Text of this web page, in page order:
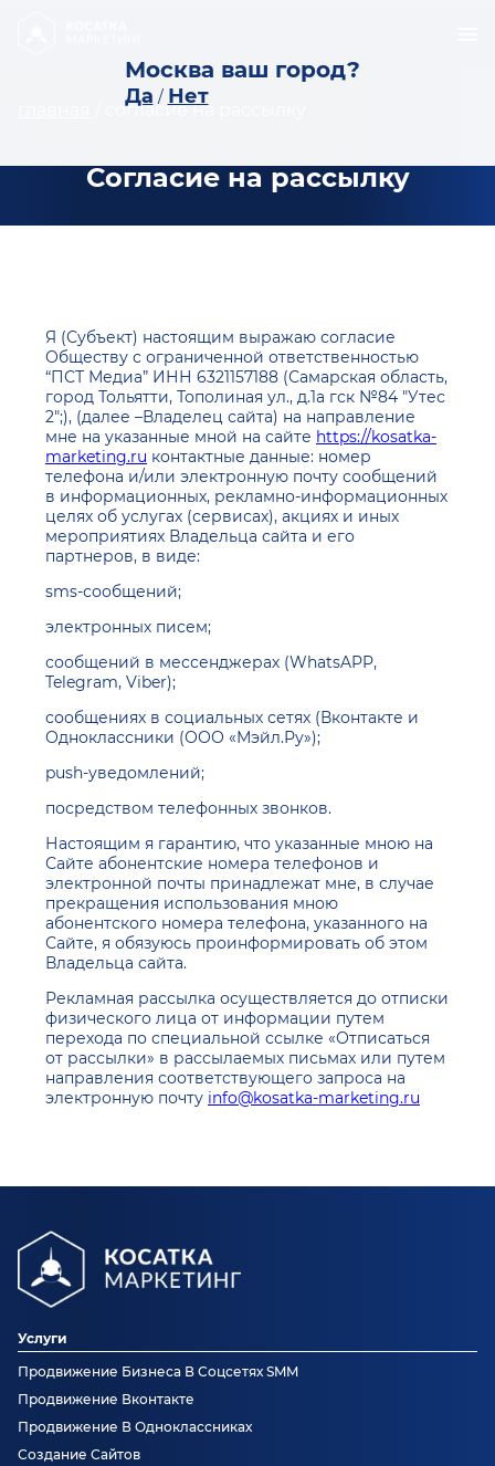
Москва ваш город?
Да / Нет
согласие на рассылку
Согласие на рассылку
Я (Субъект) настоящим выражаю согласие
Обществу с ограниченной ответственностью
“ПСТ Медиа” ИНН 6321157188 (Самарская область,
город Тольятти, Тополиная ул., д.1а гск №84 "Утес
2";), (далее –Владелец сайта) на направление
мне на указанные мной на сайте https://kosatka-
marketing.ru контактные данные: номер
телефона и/или электронную почту сообщений
в информационных, рекламно-информационных
целях об услугах (сервисах), акциях и иных
мероприятиях Владельца сайта и его
партнеров, в виде:
sms-сообщений;
электронных писем;
сообщений в мессенджерах (WhatsAPP,
Telegram, Viber);
сообщениях в социальных сетях (Вконтакте и
Одноклассники (ООО «Мэйл.Ру»);
push-уведомлений;
посредством телефонных звонков.
Настоящим я гарантию, что указанные мною на
Сайте абонентские номера телефонов и
электронной почты принадлежат мне, в случае
прекращения использования мною
абонентского номера телефона, указанного на
Сайте, я обязуюсь проинформировать об этом
Владельца сайта.
Рекламная рассылка осуществляется до отписки
физического лица от информации путем
перехода по специальной ссылке «Отписаться
от рассылки» в рассылаемых письмах или путем
направления соответствующего запроса на
электронную почту info@kosatka-marketing.ru
Услуги
Продвижение Бизнеса В Соцсетях SMM
Продвижение Вконтакте
Продвижение В Одноклассниках
Создание Сайтов